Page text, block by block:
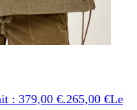
: 379,00 €.265,00 €Le